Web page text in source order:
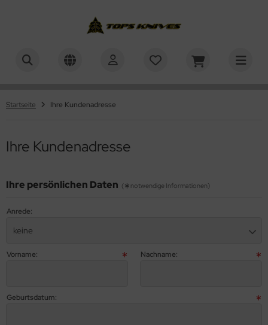
Startseite Ihre Kundenadresse
Ihre Kundenadresse
Ihre persönlichen Daten ( notwendige Informationen)
Anrede:
keine
Vorname: Nachname:
Geburtsdatum: